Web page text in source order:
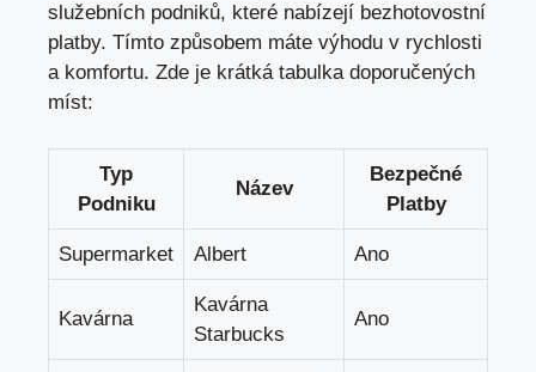
služebních podniků, které nabízejí bezhotovostní
platby. Tímto způsobem máte výhodu v rychlosti
a komfortu. Zde je krátká tabulka doporučených
míst:
Typ
Podniku
Název
Bezpečné
Platby
Supermarket Albert Ano
Kavárna
Kavárna
Starbucks
Ano